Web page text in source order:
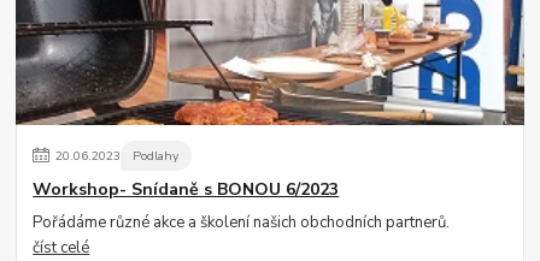
20.06.2023 Podlahy
Workshop- Snídaně s BONOU 6/2023
Pořádáme různé akce a školení našich obchodních partnerů.
číst celé